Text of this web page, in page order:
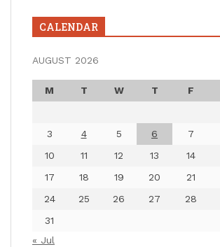
CALENDAR
AUGUST 2026
M T W T F
3
4 5 6 7
10
11 12 13 14
17
18 19 20 21
24
25 26 27 28
31
« Jul